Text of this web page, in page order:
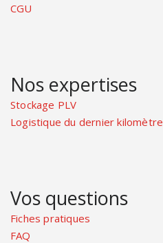
CGU
Nos expertises
Stockage PLV
Logistique du dernier kilomètre
Vos questions
Fiches pratiques
FAQ